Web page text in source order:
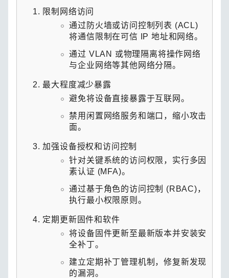
限制网络访问
通过防火墙或访问控制列表 (ACL)
将通信限制在可信 IP 地址和网络。
通过 VLAN 或物理隔离将操作网络
与企业网络等其他网络分隔。
最大程度减少暴露
避免将设备直接暴露于互联网。
禁用闲置网络服务和端口，缩小攻击
面。
加强设备授权和访问控制
针对关键系统的访问权限，实行多因
素认证 (MFA)。
通过基于角色的访问控制 (RBAC)，
执行最小权限原则。
定期更新固件和软件
将设备固件更新至最新版本并安装安
全补丁。
建立定期补丁管理机制，修复新发现
的漏洞。